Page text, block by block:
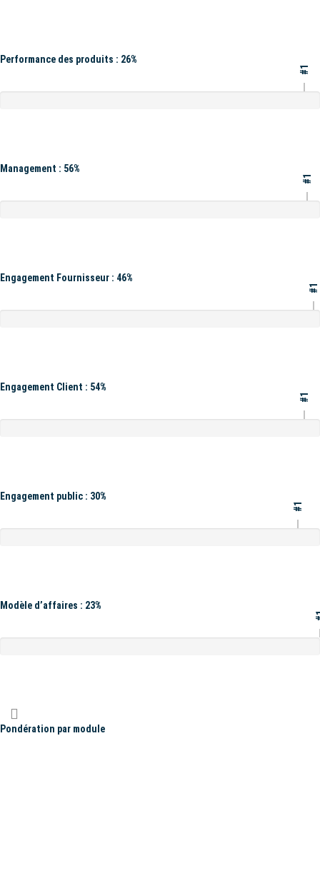
Performance des produits : 26%
#1
Management : 56%
#1
Engagement Fournisseur : 46%
#1
Engagement Client : 54%
#1
Engagement public : 30%
#1
Modèle d’affaires : 23%
Pondération par module